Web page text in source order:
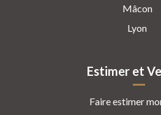
Mâcon
Lyon
Estimer et
Faire estimer